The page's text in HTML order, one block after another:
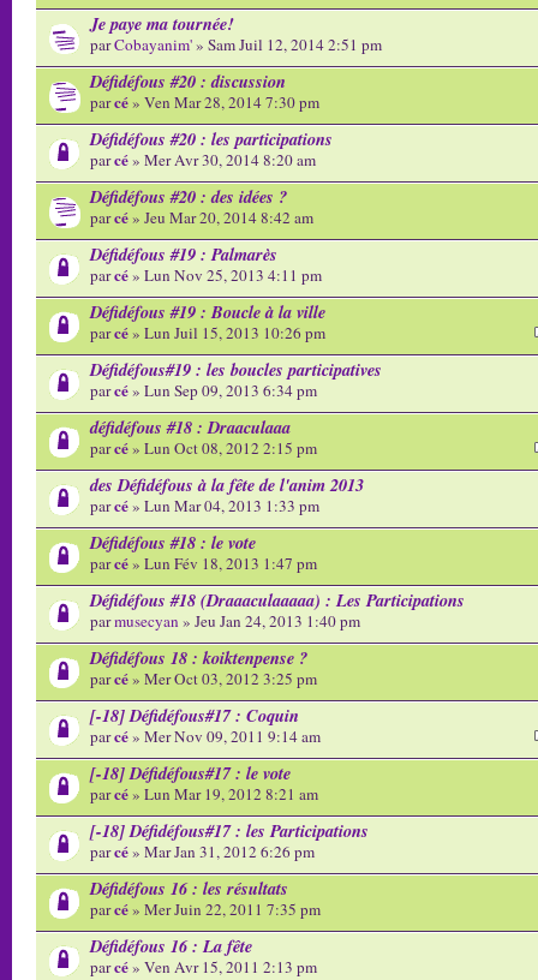
Je paye ma tournée!
parCobayanim'» Sam Juil 12, 2014 2:51 pm
Défidéfous #20 : discussion
parcé» Ven Mar 28, 2014 7:30 pm
Défidéfous #20 : les participations
parcé» Mer Avr 30, 2014 8:20 am
Défidéfous #20 : des idées ?
parcé» Jeu Mar 20, 2014 8:42 am
Défidéfous #19 : Palmarès
parcé» Lun Nov 25, 2013 4:11 pm
Défidéfous #19 : Boucle à la ville
parcé» Lun Juil 15, 2013 10:26 pm
Défidéfous#19 : les boucles participatives
parcé» Lun Sep 09, 2013 6:34 pm
défidéfous #18 : Draaculaaa
parcé» Lun Oct 08, 2012 2:15 pm
des Défidéfous à la fête de l'anim 2013
parcé» Lun Mar 04, 2013 1:33 pm
Défidéfous #18 : le vote
parcé» Lun Fév 18, 2013 1:47 pm
Défidéfous #18 (Draaaculaaaaa) : Les Participations
parmusecyan » Jeu Jan 24, 2013 1:40 pm
Défidéfous 18 : koiktenpense ?
parcé» Mer Oct 03, 2012 3:25 pm
[-18] Défidéfous#17 : Coquin
parcé» Mer Nov 09, 2011 9:14 am
[-18] Défidéfous#17 : le vote
parcé» Lun Mar 19, 2012 8:21 am
[-18] Défidéfous#17 : les Participations
parcé» Mar Jan 31, 2012 6:26 pm
Défidéfous 16 : les résultats
parcé» Mer Juin 22, 2011 7:35 pm
Défidéfous 16 : La fête
parcé» Ven Avr 15, 2011 2:13 pm